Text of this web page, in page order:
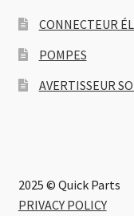
CONNECTEUR
POMPES
AVERTISSEUR
2025 © Quick Parts
PRIVACY POLICY